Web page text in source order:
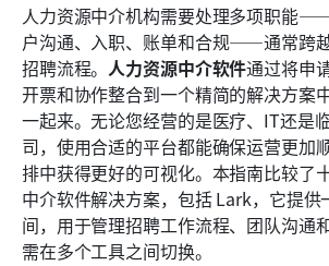
人力资源中介机构需要处理多项职能
户沟通、入职、账单和合规——通常跨
招聘流程。人力资源中介软件通过将申
开票和协作整合到一个精简的解决方案
一起来。无论您经营的是医疗、IT还是
司，使用合适的平台都能确保运营更加
排中获得更好的可视化。本指南比较了
中介软件解决方案，包括 Lark，它提供
间，用于管理招聘工作流程、团队沟通
需在多个工具之间切换。
完整列表：顶级人力资源中介软件及
如何选择合适的人力资源机构软件
人力资源中介软件的实施最佳实践
结论
常见问题
相关阅读